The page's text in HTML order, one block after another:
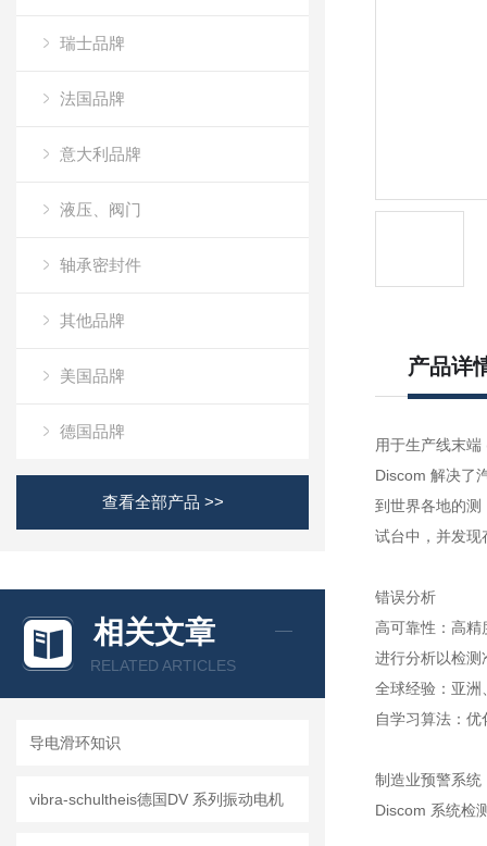
瑞士品牌
法国品牌
意大利品牌
液压、阀门
轴承密封件
其他品牌
美国品牌
德国品牌
查看全部产品 >>
相关文章
RELATED ARTICLES
导电滑环知识
vibra-schultheis德国DV 系列振动电机
产品详
用于生产线末
Discom 解决了
到世界各地的测
试台中，并发现
错误分析
高可靠性：高精
进行分析以检测
全球经验：亚洲
自学习算法：优
制造业预警系统
Discom 系统检